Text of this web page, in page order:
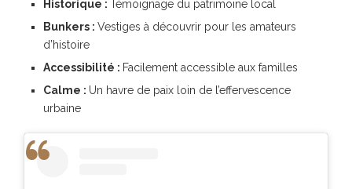
Historique : Témoignage du patrimoine local
Bunkers : Vestiges à découvrir pour les amateurs
d’histoire
Accessibilité : Facilement accessible aux familles
Calme : Un havre de paix loin de l’effervescence
urbaine